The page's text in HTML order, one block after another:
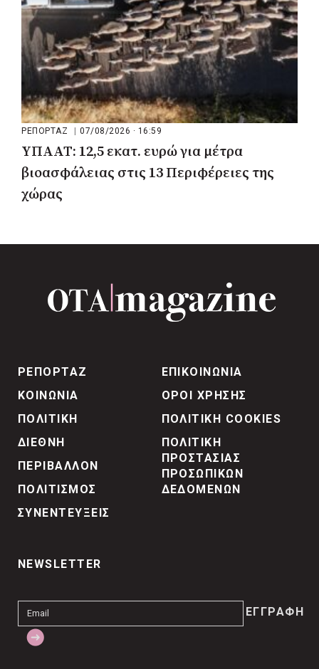
ΡΕΠΟΡΤΑΖ | 07/08/2026 · 16:59
ΥΠΑΑΤ: 12,5 εκατ. ευρώ για μέτρα
βιοασφάλειας στις 13 Περιφέρειες της
χώρας
ΡΕΠΟΡΤΑΖ
ΚΟΙΝΩΝΙΑ
ΠΟΛΙΤΙΚΗ
ΔΙΕΘΝΗ
ΠΕΡΙΒΑΛΛΟΝ
ΠΟΛΙΤΙΣΜΟΣ
ΣΥΝΕΝΤΕΥΞΕΙΣ
ΕΠΙΚΟΙΝΩΝΙΑ
ΟΡΟΙ ΧΡΗΣΗΣ
ΠΟΛΙΤΙΚΗ COOKIES
ΠΟΛΙΤΙΚΗ
ΠΡΟΣΤΑΣΙΑΣ
ΠΡΟΣΩΠΙΚΩΝ
ΔΕΔΟΜΕΝΩΝ
NEWSLETTER